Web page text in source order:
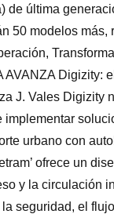
última
50 modelos
Digizity:
J. Vales Digizity
urbano con
ofrece un
y la circulación
seguridad, el